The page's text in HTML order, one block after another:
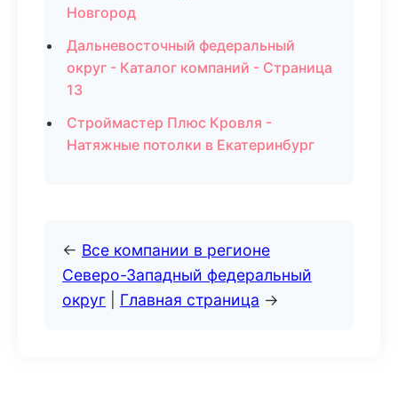
Новгород
Дальневосточный федеральный
округ - Каталог компаний - Страница
13
Строймастер Плюс Кровля -
Натяжные потолки в Екатеринбург
← Все компании в регионе
Северо-Западный федеральный
округ
Главная страница →